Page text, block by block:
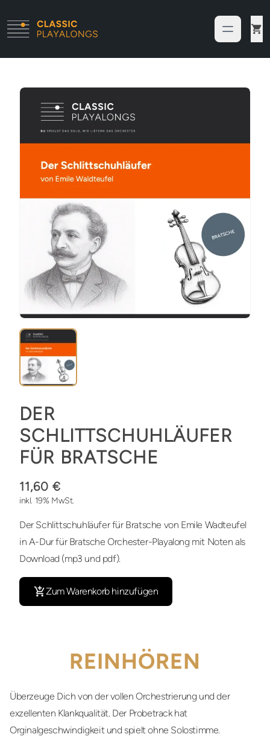
DER
SCHLITTSCHUHLÄUFER
FÜR BRATSCHE
11,60 €
inkl. 19% MwSt.
Der Schlittschuhläufer für Bratsche von Emile Wadteufel
in A-Dur für Bratsche Orchester-Playalong mit Noten als
Download (mp3 und pdf).
Zum Warenkorb hinzufügen
REINHÖREN
Überzeuge Dich von der vollen Orchestrierung und der
exzellenten Klankqualität. Der Probetrack hat
Orginalgeschwindigkeit und spielt ohne Solostimme.